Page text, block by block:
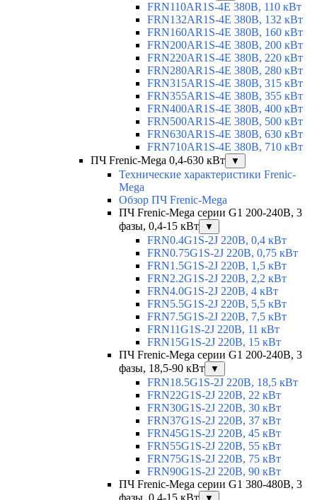
FRN110AR1S-4E 380В, 110 кВт
FRN132AR1S-4E 380В, 132 кВт
FRN160AR1S-4E 380В, 160 кВт
FRN200AR1S-4E 380В, 200 кВт
FRN220AR1S-4E 380В, 220 кВт
FRN280AR1S-4E 380В, 280 кВт
FRN315AR1S-4E 380В, 315 кВт
FRN355AR1S-4E 380В, 355 кВт
FRN400AR1S-4E 380В, 400 кВт
FRN500AR1S-4E 380В, 500 кВт
FRN630AR1S-4E 380В, 630 кВт
FRN710AR1S-4E 380В, 710 кВт
ПЧ Frenic-Mega 0,4-630 кВт
▼
Технические характеристики Frenic-
Mega
Обзор ПЧ Frenic-Mega
ПЧ Frenic-Mega серии G1 200-240В, 3
фазы, 0,4-15 кВт
▼
FRN0.4G1S-2J 220В, 0,4 кВт
FRN0.75G1S-2J 220В, 0,75 кВт
FRN1.5G1S-2J 220В, 1,5 кВт
FRN2.2G1S-2J 220В, 2,2 кВт
FRN4.0G1S-2J 220В, 4 кВт
FRN5.5G1S-2J 220В, 5,5 кВт
FRN7.5G1S-2J 220В, 7,5 кВт
FRN11G1S-2J 220В, 11 кВт
FRN15G1S-2J 220В, 15 кВт
ПЧ Frenic-Mega серии G1 200-240В, 3
фазы, 18,5-90 кВт
▼
FRN18.5G1S-2J 220В, 18,5 кВт
FRN22G1S-2J 220В, 22 кВт
FRN30G1S-2J 220В, 30 кВт
FRN37G1S-2J 220В, 37 кВт
FRN45G1S-2J 220В, 45 кВт
FRN55G1S-2J 220В, 55 кВт
FRN75G1S-2J 220В, 75 кВт
FRN90G1S-2J 220В, 90 кВт
ПЧ Frenic-Mega серии G1 380-480В, 3